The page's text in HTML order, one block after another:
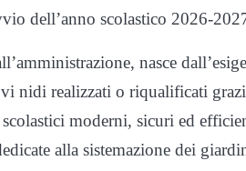
dell’anno scolastico 2026-
nasce
nidi realizzati o riqualificati
moderni, sicuri ed
alla sistemazione dei